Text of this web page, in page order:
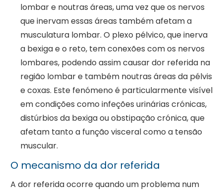
lombar e noutras áreas, uma vez que os nervos
que inervam essas áreas também afetam a
musculatura lombar. O plexo pélvico, que inerva
a bexiga e o reto, tem conexões com os nervos
lombares, podendo assim causar dor referida na
região lombar e também noutras áreas da pélvis
e coxas. Este fenómeno é particularmente visível
em condições como infeções urinárias crónicas,
distúrbios da bexiga ou obstipação crónica, que
afetam tanto a função visceral como a tensão
muscular.
O mecanismo da dor referida
A dor referida ocorre quando um problema num